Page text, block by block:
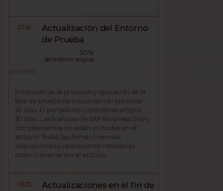
0116
Actualización del Entorno
de Prueba
50 %
del entorno original
por mes
Extensión de la provisión y operación de la
fase de prueba de actualización por otros
30 días. El período del contrato se amplía
30 días. Las licencias de SAP Business One y
complementos no están incluidas en el
artículo. Todas las demás licencias,
disposiciones y operaciones necesarias
están cubiertas por el artículo.
0123
Actualizaciones en el fin de